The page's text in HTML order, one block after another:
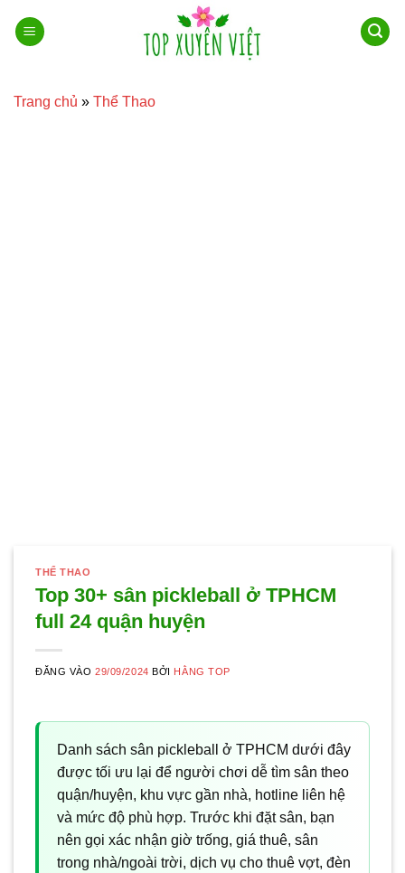
qua
Trang chủ » Thể Thao
THỂ THAO
Top 30+ sân pickleball ở TPHCM
full 24 quận huyện
ĐĂNG VÀO29/09/2024 BỞI HẰNG TOP
Danh sách sân pickleball ở TPHCM dưới đây
được tối ưu lại để người chơi dễ tìm sân theo
quận/huyện, khu vực gần nhà, hotline liên hệ
và mức độ phù hợp. Trước khi đặt sân, bạn
nên gọi xác nhận giờ trống, giá thuê, sân
trong nhà/ngoài trời, dịch vụ cho thuê vợt, đèn